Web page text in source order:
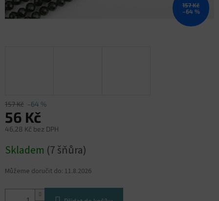
157 Kč
–64 %
157 Kč –64 %
56 Kč
46,28 Kč bez DPH
cena:
Skladem (7 šňůra)
Můžeme doručit do: 11.8.2026